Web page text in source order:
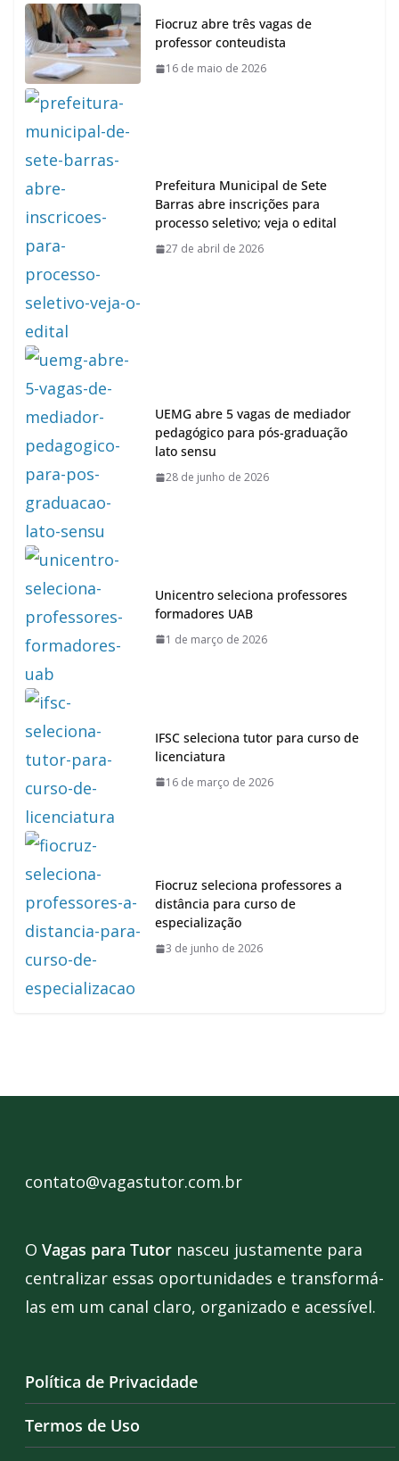
Fiocruz abre três vagas de
professor conteudista
16 de maio de 2026
Prefeitura Municipal de Sete
Barras abre inscrições para
processo seletivo; veja o edital
27 de abril de 2026
UEMG abre 5 vagas de mediador
pedagógico para pós-graduação
lato sensu
28 de junho de 2026
Unicentro seleciona professores
formadores UAB
1 de março de 2026
IFSC seleciona tutor para curso de
licenciatura
16 de março de 2026
Fiocruz seleciona professores a
distância para curso de
especialização
3 de junho de 2026
contato@vagastutor.com.br
O Vagas para Tutor nasceu justamente para
centralizar essas oportunidades e transformá-
las em um canal claro, organizado e acessível.
Política de Privacidade
Termos de Uso